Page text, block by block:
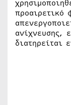
προαιρετικό
ανίχνευσης,
διατηρείται